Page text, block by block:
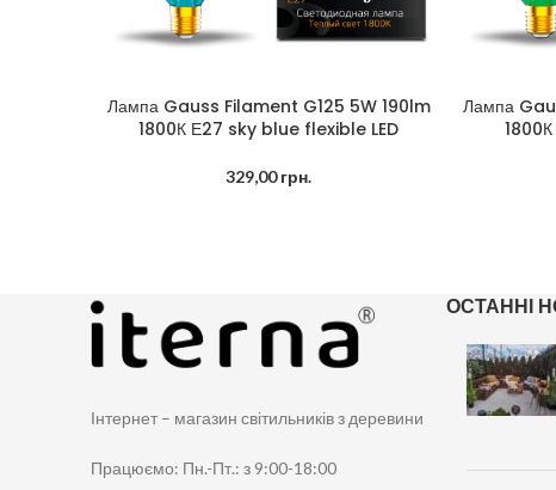
ДОДАТИ В КОШИК
Лампа Gauss Filament G125 5W 190lm
1800К Е27 sky blue flexible LED
329,00грн.
ДОДАТИ В
Лампа
Інтернет – магазин світильників з деревини
Працюємо: Пн.-Пт.: з 9:00-18:00
ОСТАННІ